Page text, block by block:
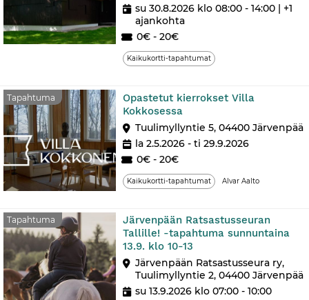
su 30.8.2026 klo 08:00 - 14:00 | +1
ajankohta
0€ - 20€
Kaikukortti-tapahtumat
Tapahtuma
Opastetut kierrokset Villa
Kokkosessa
Tuulimyllyntie 5, 04400 Järvenpää
la 2.5.2026 - ti 29.9.2026
0€ - 20€
Kaikukortti-tapahtumat Alvar Aalto
Tapahtuma
Järvenpään Ratsastusseuran
Tallille! -tapahtuma sunnuntaina
13.9. klo 10-13
Järvenpään Ratsastusseura ry,
Tuulimyllyntie 2, 04400 Järvenpää
su 13.9.2026 klo 07:00 - 10:00